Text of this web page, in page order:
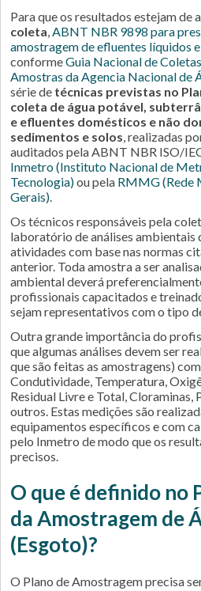
Para que os resultados estejam de
coleta,ABNT NBR 9898 para
amostragem de efluentes líquidos
conformeGuia Nacional de
Amostras da Agencia Nacional de
série de técnicas previstas no
coleta de água potável,
e efluentes domésticos e não
sedimentos e solos, realizadas
auditados pela ABNT NBR ISO/
Inmetro (Instituto Nacional de
Tecnologia)ou pela RMMG (Rede
Gerais).
Os técnicos responsáveis pela
laboratório de análises ambientais
atividades com base nas normas
anterior. Toda amostra a ser
ambiental deverá
profissionais capacitados e
sejam representativos com o tipo
Outra grande importância do
que algumas análises devem ser
que são feitas as amostragens)
Condutividade, Temperatura,
Residual Livre e Total, Cloraminas,
outros. Estas medições são
equipamentos específicos e com
pelo Inmetro de modo que os
precisos.
O que é definido no
da Amostragem de
(Esgoto)?
O Plano de Amostragem precisa